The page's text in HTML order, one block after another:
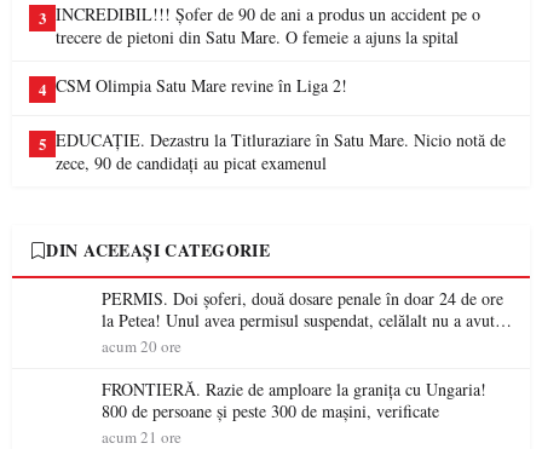
3 INCREDIBIL!!! Șofer de 90 de ani a produs un accident pe o
trecere de pietoni din Satu Mare. O femeie a ajuns la spital
4 CSM Olimpia Satu Mare revine în Liga 2!
5 EDUCAȚIE. Dezastru la Titluraziare în Satu Mare. Nicio notă de
zece, 90 de candidați au picat examenul
DIN ACEEAȘI CATEGORIE
PERMIS. Doi șoferi, două dosare penale în doar 24 de ore
la Petea! Unul avea permisul suspendat, celălalt nu a avut
niciodată permis
acum 20 ore
FRONTIERĂ. Razie de amploare la granița cu Ungaria!
800 de persoane și peste 300 de mașini, verificate
acum 21 ore